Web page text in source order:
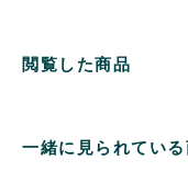
閲覧した商品
一緒に見られている